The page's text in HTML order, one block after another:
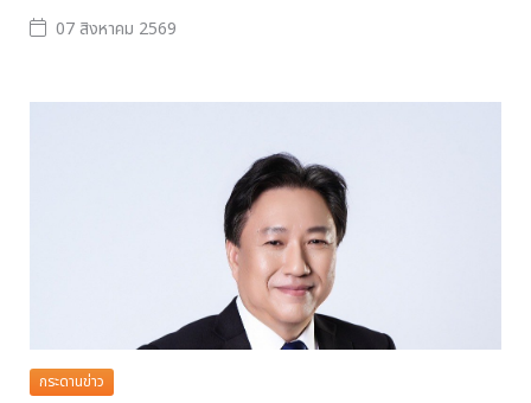
07 สิงหาคม 2569
กระดานข่าว